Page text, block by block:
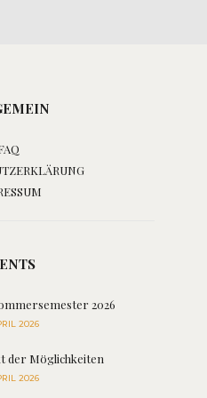
2026
2026
der Möglichkeiten
2026